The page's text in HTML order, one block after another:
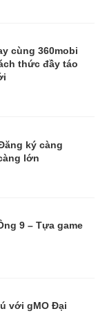
cùng 360mobi
thức đầy táo
ký càng
lớn
9 – Tựa game
với gMO Đại